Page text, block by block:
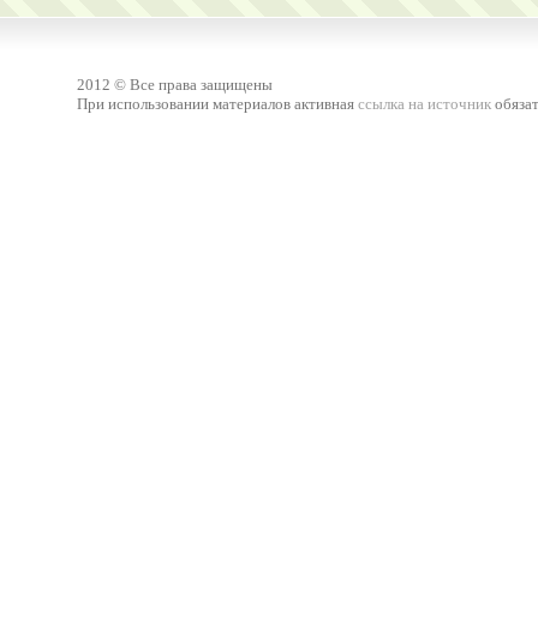
2012 © Все права защищены
При использовании материалов активная ссылка на источник